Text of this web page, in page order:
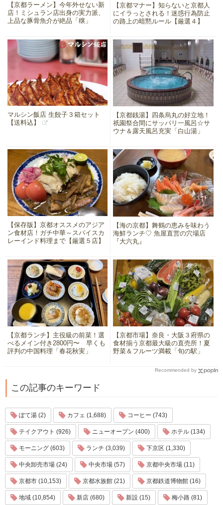
【京都ラーメン】今年外せない新
店！ミシュラン店出身の実力派、
上品な豚骨魚介が絶品「穣」
【京都マナー】知らないと京都人
にイラっとされる！迷惑行為防止
の路上の暗黙ルール【厳選４】
マルシン飯店 生餃子３箱セット
【送料込】
【京都銭湯】四条烏丸の好立地！
祇園祭合間にサッパリ一風呂☆サ
ウナ＆露天風呂充実「白山湯」
【保存版】京都オススメのアジア
ン食材店！ガチ中華～スパイスカ
レーインド料理まで【厳選５店】
【海の京都】舞鶴の恵みを味わう
海鮮ランチ♡ 魚屋直営の穴場店
『大六丸』
【京都ランチ】主役級の前菜！選
べるメイン付き2800円〜 早くも
評判の中国料理「春花秋実」
【京都市場】奈良・大阪３府県の
食材揃う京都最大級の直売所！夏
野菜＆フルーツ満載「旬の駅」
Recommended by
この記事のキーワード
ぽて湯 (2) カフェ (1,688) コーヒー (743)
テイクアウト (926) ニューオープン (400) ホテル (134)
モーニング (603) ランチ (3,039) 下京区 (1,330)
中央卸売市場 (24) 中央市場 (57) 京都中央市場 (11)
京都市 (10,153) 京都水族館 (21) 京都鉄道博物館 (16)
地域 (10,854) 新店 (680) 新設 (15) 梅小路 (81)